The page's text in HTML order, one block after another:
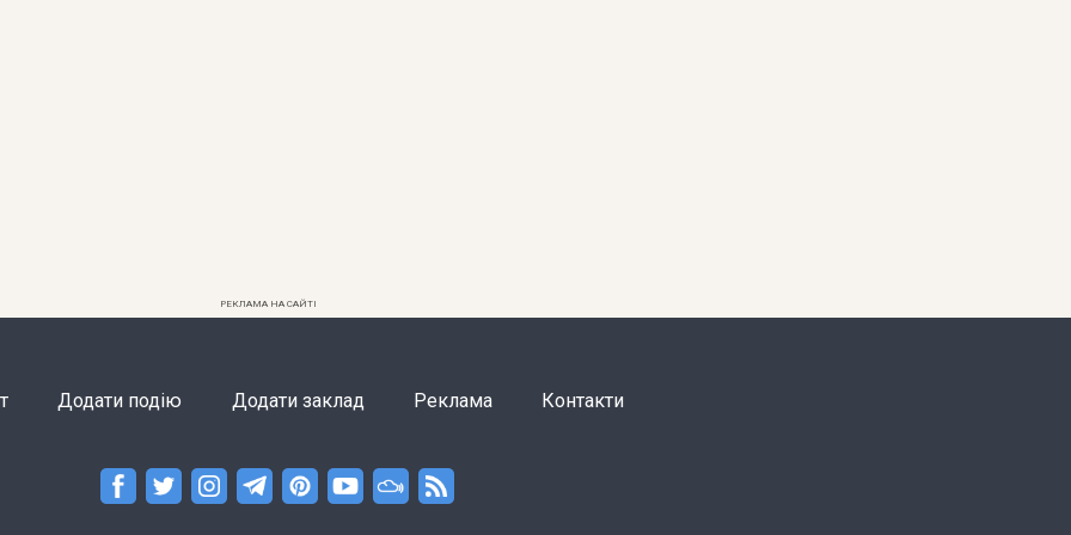
РЕКЛАМА НА САЙТІ
Додати подію Додати заклад Реклама Контакти